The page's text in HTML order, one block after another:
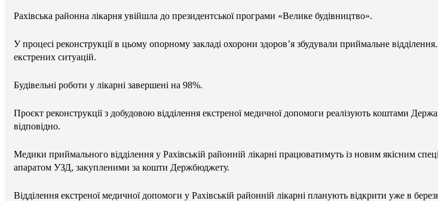
Рахівська районна лікарня увійшла до президентської програми «Велике будівництво».
У процесі реконструкції в цьому опорному закладі охорони здоров’я збудували приймальне
екстрених ситуацій.
Будівельні роботи у лікарні завершені на 98%.
Проєкт реконструкції з добудовою відділення екстреної медичної допомоги реалізують коштами
відповідно.
Медики приймального відділення у Рахівській районній лікарні працюватимуть із новим якісним
апаратом УЗД, закупленими за кошти Держбюджету.
Відділення екстреної медичної допомоги у Рахівській районній лікарні планують відкрити уже в